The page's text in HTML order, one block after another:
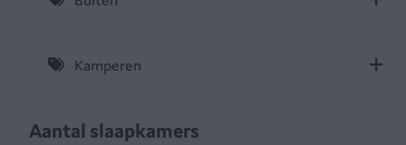
Picknicktafel (3)
Kamperen
Aantal slaapkamers